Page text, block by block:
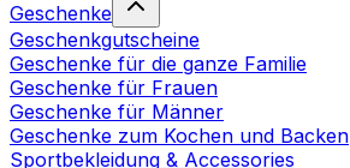
Geschenke
Geschenkgutscheine
Geschenke für die ganze Familie
Geschenke für Frauen
Geschenke für Männer
Geschenke zum Kochen und Backen
Sportbekleidung & Accessories